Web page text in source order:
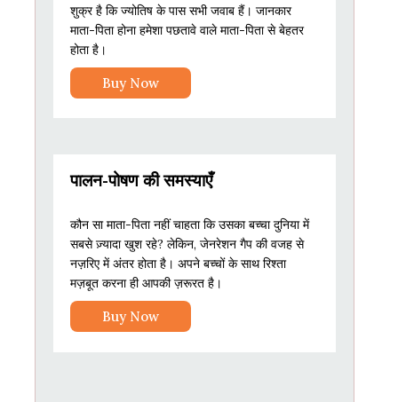
शुक्र है कि ज्योतिष के पास सभी जवाब हैं। जानकार
माता-पिता होना हमेशा पछतावे वाले माता-पिता से बेहतर
होता है।
Buy Now
पालन-पोषण की समस्याएँ
कौन सा माता-पिता नहीं चाहता कि उसका बच्चा दुनिया में
सबसे ज़्यादा खुश रहे? लेकिन, जेनरेशन गैप की वजह से
नज़रिए में अंतर होता है। अपने बच्चों के साथ रिश्ता
मज़बूत करना ही आपकी ज़रूरत है।
Buy Now